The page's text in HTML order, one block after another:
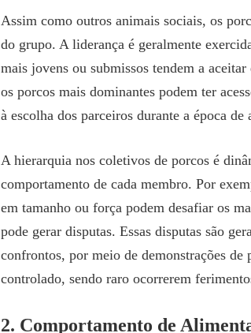
Assim como outros animais sociais, os
do grupo. A liderança é geralmente
mais jovens ou submissos tendem a
os porcos mais dominantes podem ter
à escolha dos parceiros durante a época de
A hierarquia nos coletivos de porcos é
comportamento de cada membro. Por
em tamanho ou força podem desafiar os
pode gerar disputas. Essas disputas são
confrontos, por meio de demonstrações de
controlado, sendo raro ocorrerem
2. Comportamento de